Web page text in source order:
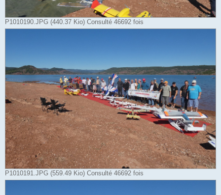
P1010190.JPG (440.37 Kio) Consulté 46692 fois
P1010191.JPG (559.49 Kio) Consulté 46692 fois